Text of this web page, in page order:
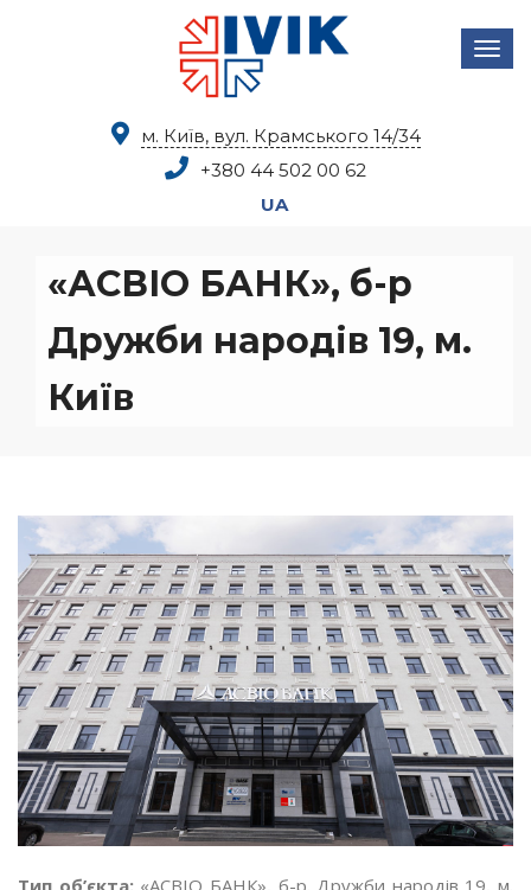
м. Київ, вул. Крамського 14/34
+380 44 502 00 62
UA
«АСВІО БАНК», б-р
Дружби народів 19, м.
Київ
Тип об’єкта: «АСВІО БАНК», б-р. Дружби народів 19, м.